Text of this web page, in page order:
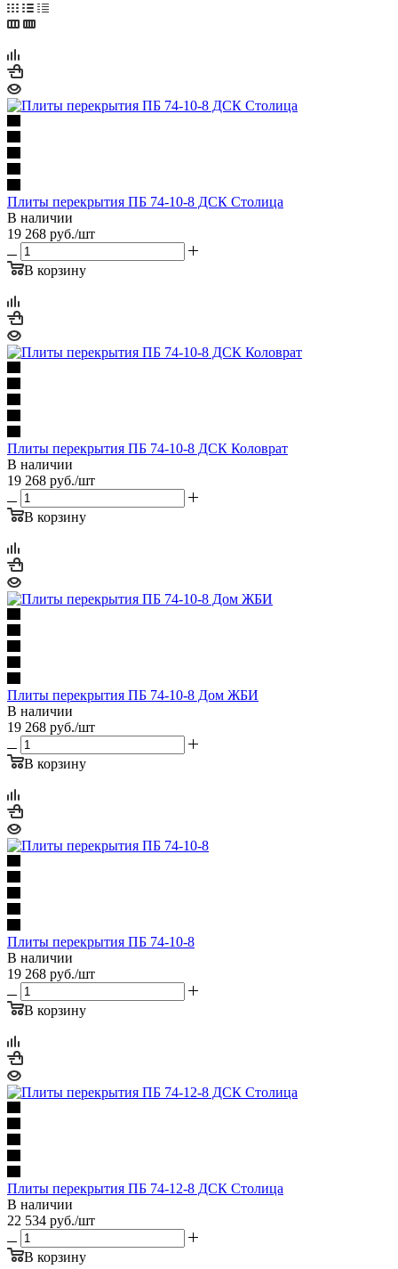
Плиты перекрытия ПБ 74-10-8 ДСК Столица
В наличии
19 268 руб./шт
В корзину
Плиты перекрытия ПБ 74-10-8 ДСК Коловрат
В наличии
19 268 руб./шт
В корзину
Плиты перекрытия ПБ 74-10-8 Дом ЖБИ
В наличии
19 268 руб./шт
В корзину
Плиты перекрытия ПБ 74-10-8
В наличии
19 268 руб./шт
В корзину
Плиты перекрытия ПБ 74-12-8 ДСК Столица
В наличии
22 534 руб./шт
В корзину